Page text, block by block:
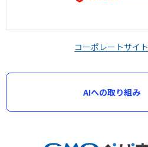
コーポレートサイト
AIへの取り組み